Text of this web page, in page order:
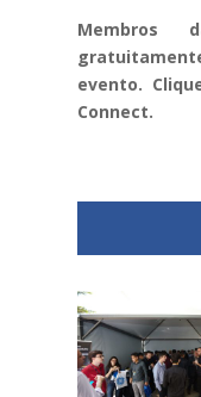
Membros
evento.
Connect.